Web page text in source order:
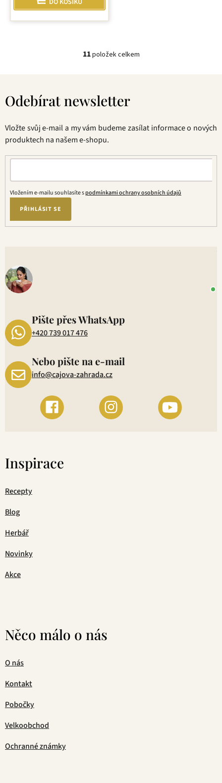
DO KOŠÍKU
O
d
c
í
r
k
y
11položek celkem
Odebírat newsletter
Vložte svůj e-mail a my vám budeme zasílat informace o nových
produktech na našem e-shopu.
Vložením e-mailu souhlasíte spodmínkami ochrany osobních údajů
PŘIHLÁSIT SE
Pište přes WhatsApp
+420 739 017 476
Nebo pište na e-mail
info@cajova-zahrada.cz
Inspirace
Recepty
Blog
Herbář
Novinky
Akce
Něco málo o nás
O nás
Kontakt
Pobočky
Velkoobchod
Ochranné známky